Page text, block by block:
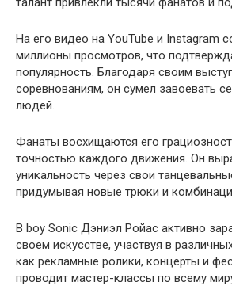
На его видео на YouTube и Instagram
миллионы просмотров, что
популярность. Благодаря своим
соревнованиям, он сумел завоевать
людей.
Фанаты восхищаются его
точностью каждого движения. Он
уникальность через свои
придумывая новые трюки и
B boy Sonic Дэниэл Ройас активно
своем искусстве, участвуя в
как рекламные ролики, концерты и
проводит мастер-классы по всему